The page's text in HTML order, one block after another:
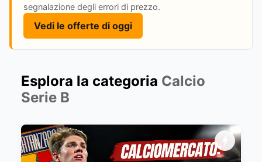
segnalazione degli errori di prezzo.
Vedi le offerte di oggi
Esplora la categoria Calcio
Serie B